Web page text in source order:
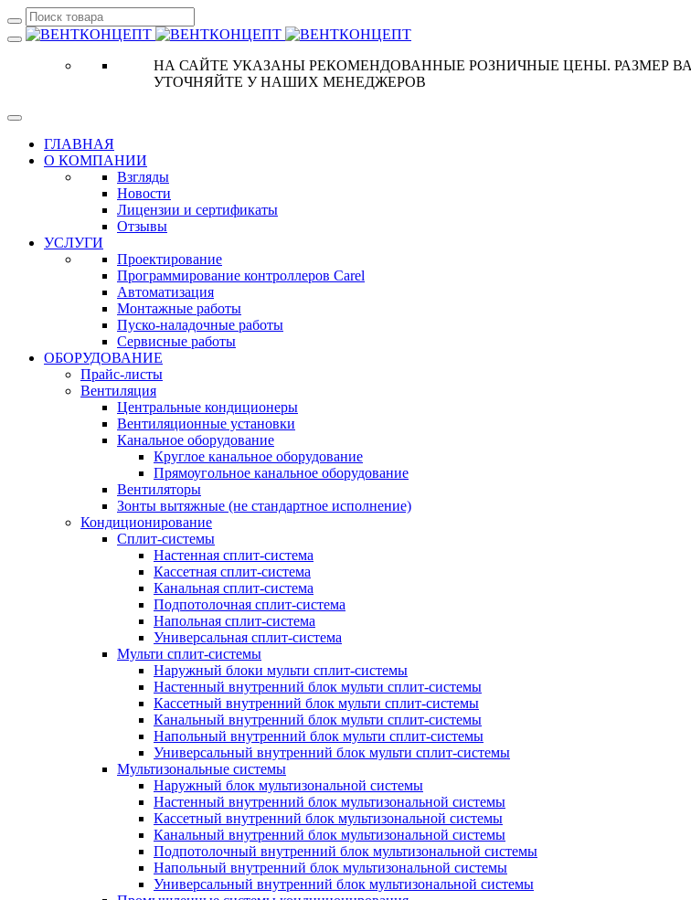
НА САЙТЕ УКАЗАНЫ РЕКОМЕНДОВАННЫЕ РОЗНИЧНЫЕ ЦЕНЫ. РАЗМЕР
УТОЧНЯЙТЕ У НАШИХ МЕНЕДЖЕРОВ
ГЛАВНАЯ
О КОМПАНИИ
Взгляды
Новости
Лицензии и сертификаты
Отзывы
УСЛУГИ
Проектирование
Программирование контроллеров Carel
Автоматизация
Монтажные работы
Пуско-наладочные работы
Сервисные работы
ОБОРУДОВАНИЕ
Прайс-листы
Вентиляция
Центральные кондиционеры
Вентиляционные установки
Канальное оборудование
Круглое канальное оборудование
Прямоугольное канальное оборудование
Вентиляторы
Зонты вытяжные (не стандартное исполнение)
Кондиционирование
Сплит-системы
Настенная сплит-система
Кассетная сплит-система
Канальная сплит-система
Подпотолочная сплит-система
Напольная сплит-система
Универсальная сплит-система
Мульти сплит-системы
Наружный блоки мульти сплит-системы
Настенный внутренний блок мульти сплит-системы
Кассетный внутренний блок мульти сплит-системы
Канальный внутренний блок мульти сплит-системы
Напольный внутренний блок мульти сплит-системы
Универсальный внутренний блок мульти сплит-системы
Мультизональные системы
Наружный блок мультизональной системы
Настенный внутренний блок мультизональной системы
Кассетный внутренний блок мультизональной системы
Канальный внутренний блок мультизональной системы
Подпотолочный внутренний блок мультизональной системы
Напольный внутренний блок мультизональной системы
Универсальный внутренний блок мультизональной системы